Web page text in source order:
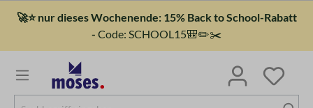
🚀⭐ nur dieses Wochenende: 15% Back to School-Rabatt
- Code: SCHOOL15🎒✏️✂️